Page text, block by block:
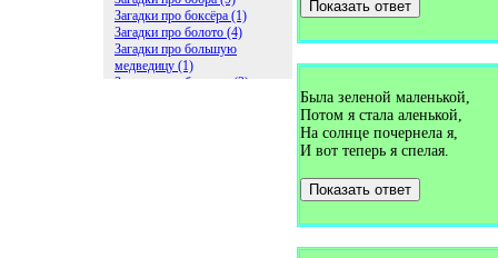
Загадки про боксёра (1)
Загадки про болото (4)
Загадки про большую
медведицу (1)
Загадки про ботинки (2)
Показать ответ
Была зеленой маленькой,
Потом я стала аленькой,
На солнце почернела я,
И вот теперь я спелая.
Показать ответ